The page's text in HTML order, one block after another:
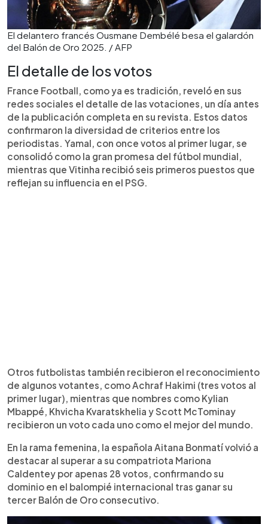
El delantero francés Ousmane Dembélé besa el galardón
del Balón de Oro 2025. / AFP
El detalle de los votos
France Football, como ya es tradición, reveló en sus
redes sociales el detalle de las votaciones, un día antes
de la publicación completa en su revista. Estos datos
confirmaron la diversidad de criterios entre los
periodistas. Yamal, con once votos al primer lugar, se
consolidó como la gran promesa del fútbol mundial,
mientras que Vitinha recibió seis primeros puestos que
reflejan su influencia en el PSG.
Otros futbolistas también recibieron el reconocimiento
de algunos votantes, como Achraf Hakimi (tres votos al
primer lugar), mientras que nombres como Kylian
Mbappé, Khvicha Kvaratskhelia y Scott McTominay
recibieron un voto cada uno como el mejor del mundo.
En la rama femenina, la española Aitana Bonmatí volvió a
destacar al superar a su compatriota Mariona
Caldentey por apenas 28 votos, confirmando su
dominio en el balompié internacional tras ganar su
tercer Balón de Oro consecutivo.